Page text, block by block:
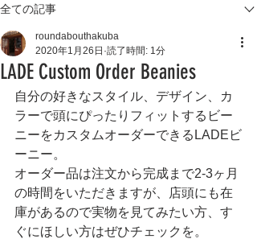
全ての記事
LADE Custom Order Beanies
roundabouthakuba
2020年1月26日 読了時間: 1分
自分の好きなスタイル、デザイン、カ
ラーで頭にぴったりフィットするビー
ニーをカスタムオーダーできるLADEビ
ーニー。
オーダー品は注文から完成まで2-3ヶ月
の時間をいただきますが、店頭にも在
庫があるので実物を見てみたい方、す
ぐにほしい方はぜひチェックを。